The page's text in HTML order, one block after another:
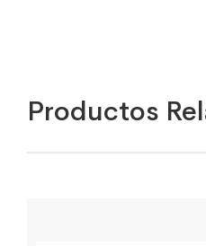
Productos